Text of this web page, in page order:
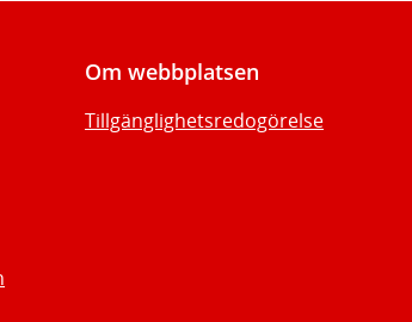
Om webbplatsen
Tillgänglighetsredogörelse